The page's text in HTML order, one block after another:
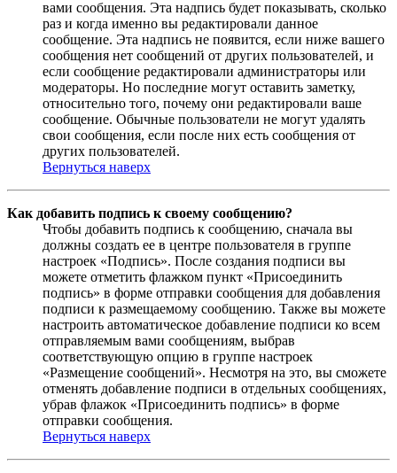
вами сообщения. Эта надпись будет показывать, сколько
раз и когда именно вы редактировали данное
сообщение. Эта надпись не появится, если ниже вашего
сообщения нет сообщений от других пользователей, и
если сообщение редактировали администраторы или
модераторы. Но последние могут оставить заметку,
относительно того, почему они редактировали ваше
сообщение. Обычные пользователи не могут удалять
свои сообщения, если после них есть сообщения от
других пользователей.
Вернуться наверх
Как добавить подпись к своему сообщению?
Чтобы добавить подпись к сообщению, сначала вы
должны создать ее в центре пользователя в группе
настроек «Подпись». После создания подписи вы
можете отметить флажком пункт «Присоединить
подпись» в форме отправки сообщения для добавления
подписи к размещаемому сообщению. Также вы можете
настроить автоматическое добавление подписи ко всем
отправляемым вами сообщениям, выбрав
соответствующую опцию в группе настроек
«Размещение сообщений». Несмотря на это, вы сможете
отменять добавление подписи в отдельных сообщениях,
убрав флажок «Присоединить подпись» в форме
отправки сообщения.
Вернуться наверх